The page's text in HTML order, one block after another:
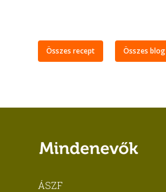
Összes recept Összes blog
ÁSZF